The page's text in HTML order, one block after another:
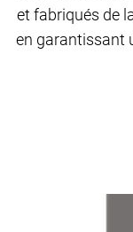
et fabriqués de
en garantissant